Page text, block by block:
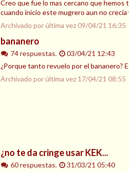
Creo que fue lo mas cercano que
cuando inicio este mugrero aun no
Archivado por última vez09/04/21 16:35
bananero
74 respuestas.
03/04/21 12:43
¿Porque tanto revuelo por el bananero?
Archivado por última vez 17/04/21 08:55
¿no te da cringe usar KEK...
60 respuestas.
31/03/21 05:40